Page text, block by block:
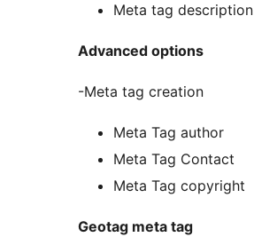
Meta tag description
Advanced options
-Meta tag creation
Meta Tag author
Meta Tag Contact
Meta Tag copyright
Geotag meta tag